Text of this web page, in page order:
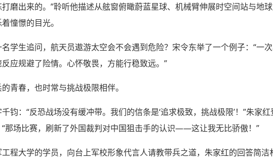
磨出来的。”聆听他描述从舷窗俯瞰蔚蓝星球、机械臂伸展时空间站与地
憧憬的目光。
学生追问，航天员遨游太空会不会遇到危险？宋令东举了一个例子：“一
应规避了险情。心怀敬畏，方能行稳致远。”
青春，也时常与挑战极限相伴。
钧：“反恐战场没有缓冲带。我们的信条是‘追求极致，挑战极限’！”朱家
那场比赛，刷新了外国裁判对中国狙击手的认识——这让我无比骄傲！”
程大学的学员，向台上军校形象代言人请教带兵之道，朱家红的回答简洁